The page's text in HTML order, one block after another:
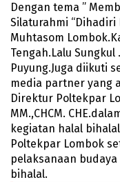
Dengan tema ”
Silaturahmi
Muhtasom
Tengah.Lalu Sungkul
Puyung.Juga diikuti
media partner yang
Direktur Poltekpar
MM.,CHCM.
kegiatan halal
Poltekpar Lombok
pelaksanaan
bihalal.